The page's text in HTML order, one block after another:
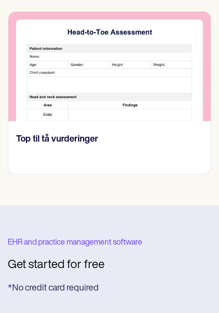
Nurse Satisfaction Survey
EHR and practice management software
Get started for free
*No credit card required